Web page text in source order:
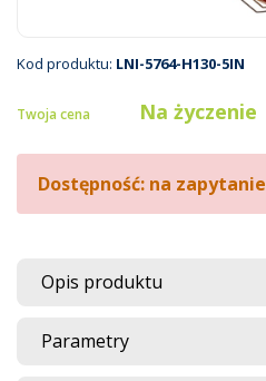
Kod produktu: LNI-5764-H130-5IN
Twoja cena Na życzenie
Dostępność: na zapytanie
Opis produktu
Parametry